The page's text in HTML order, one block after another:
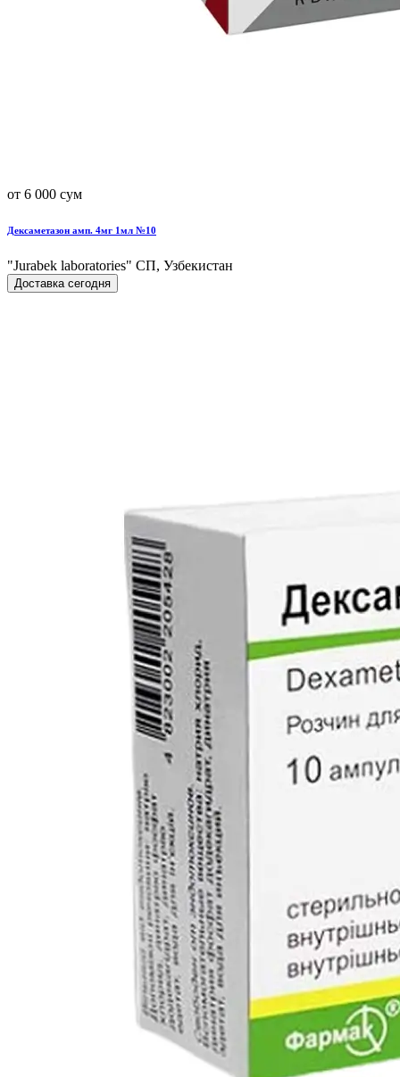
от 6 000 сум
Дексаметазон амп. 4мг 1мл №10
"Jurabek laboratories" СП, Узбекистан
Доставка сегодня